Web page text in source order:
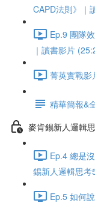
CAPD法則》｜
Ep.9 團隊
｜讀書影片
菁英實戰影
精華簡報&
麥肯錫新人邏輯
Ep.4 總是
錫新人邏輯思
Ep.5 如何